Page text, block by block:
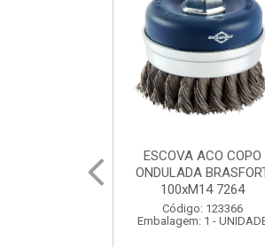
SERRA CIRCULAR
BRASFORT PREMIUM
200x36x30
Código: 202290
Embalagem: 1 -